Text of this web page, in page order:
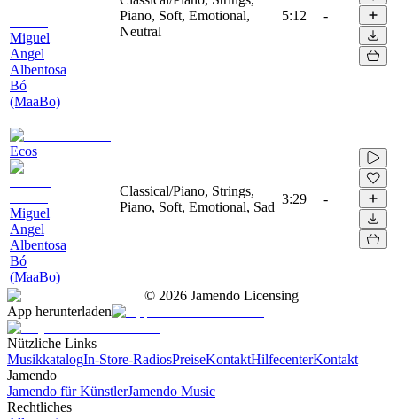
Miguel
Angel
Albentosa
Bó
(MaaBo)
Piano, Soft, Emotional,
Neutral
5:12 -
Ecos
Miguel
Angel
Albentosa
Bó
(MaaBo)
Classical/Piano, Strings,
Piano, Soft, Emotional, Sad
3:29 -
© 2026 Jamendo Licensing
App herunterladen
Nützliche Links
MusikkatalogIn-Store-RadiosPreiseKontaktHilfecenterKontakt
Jamendo
Jamendo für KünstlerJamendo Music
Rechtliches